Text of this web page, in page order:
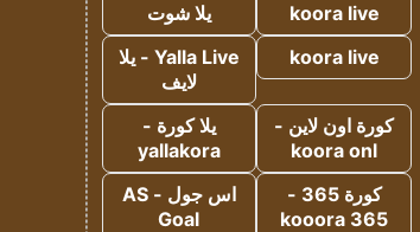
koora live
يلا شوت
koora live
Yalla Live - يلا
لايف
كورة اون لاين -
koora onl
يلا كورة -
yallakora
كورة 365 -
kooora 365
اس جول - AS
Goal